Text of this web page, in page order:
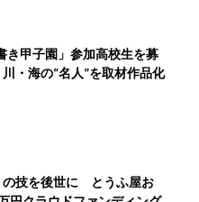
き甲子園」参加高校生を募
・海の“名人”を取材作品化
の技を後世に とうふ屋お